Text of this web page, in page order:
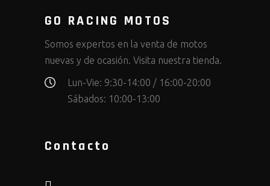
GO RACING MOTOS
Somos expertos en la venta de motos
nuevas y de ocasión. Visita nuestra tienda.
Lun-Vie: 9:30-14:00 / 16:00-20:00
Sábados: 10:00-13:00
Contacto